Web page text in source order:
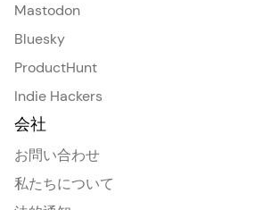
Mastodon
Bluesky
ProductHunt
Indie Hackers
会社
お問い合わせ
私たちについて